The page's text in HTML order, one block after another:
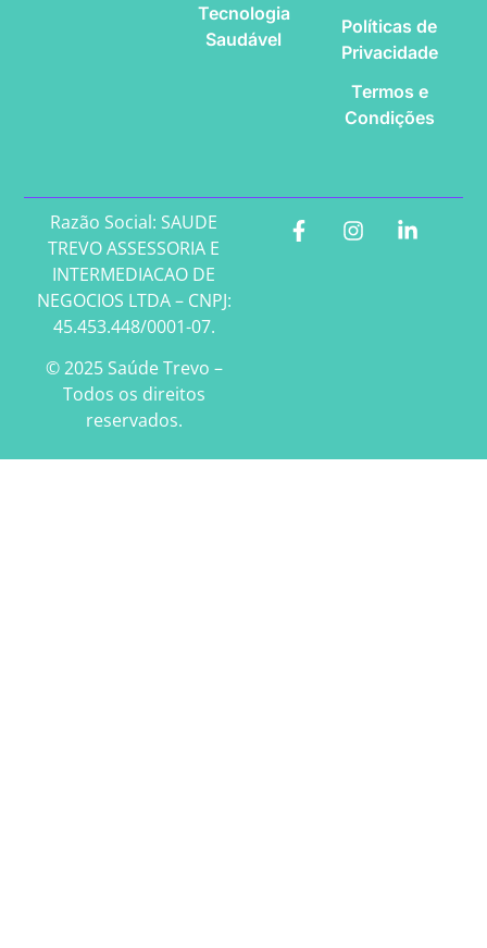
Tecnologia
Saudável
Políticas de
Privacidade
Termos e
Condições
Razão Social: SAUDE
TREVO ASSESSORIA E
INTERMEDIACAO DE
NEGOCIOS LTDA – CNPJ:
45.453.448/0001-07.
© 2025 Saúde Trevo –
Todos os direitos
reservados.